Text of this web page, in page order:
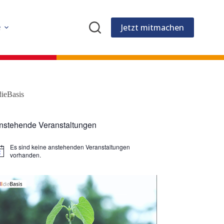
Jetzt mitmachen
Veranstaltungen
Es sind keine anstehenden Veranstaltungen
vorhanden.